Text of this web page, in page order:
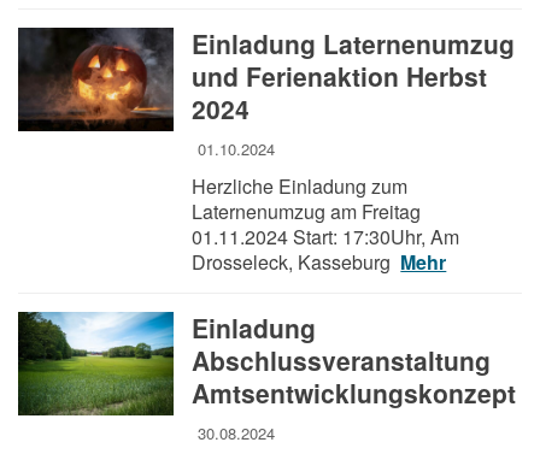
Einladung Laternenumzug
und Ferienaktion Herbst
2024
01.10.2024
Herzliche Einladung zum
Laternenumzug am Freitag
01.11.2024 Start: 17:30Uhr, Am
Drosseleck, Kasseburg Mehr
Einladung
Abschlussveranstaltung
Amtsentwicklungskonzept
30.08.2024